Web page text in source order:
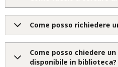
Come posso richiedere
Come posso chiedere
disponibile in biblioteca?